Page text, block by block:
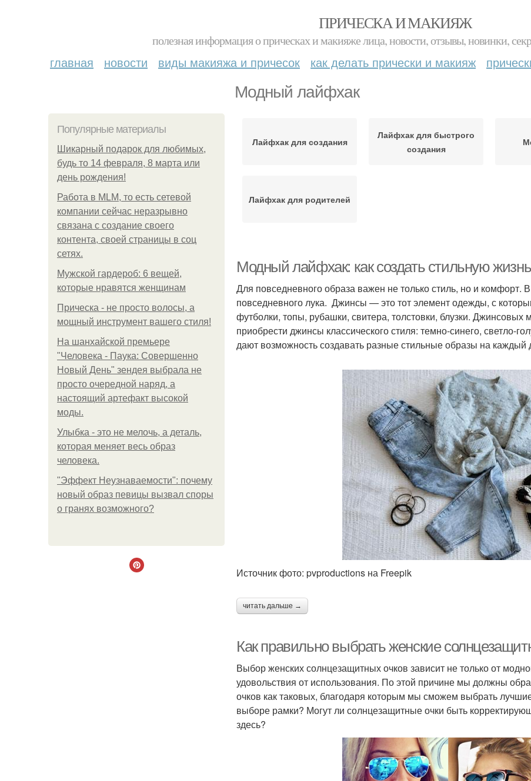
ПРИЧЕСКА И МАКИЯЖ
полезная информация о прическах и макияже лица, новости, отзывы, новинки,
главная новости виды макияжа и причесок как делать прически и макияж
Модный лайфхак
Популярные материалы
Шикарный подарок для любимых,
будь то 14 февраля, 8 марта или
день рождения!
Работа в MLM, то есть сетевой
компании сейчас неразрывно
связана с создание своего
контента, своей страницы в соц
сетях.
Мужской гардероб: 6 вещей,
которые нравятся женщинам
Прическа - не просто волосы, а
мощный инструмент вашего стиля!
На шанхайской премьере
"Человека - Паука: Совершенно
Новый День" зендея выбрала не
просто очередной наряд, а
настоящий артефакт высокой
моды.
Улыбка - это не мелочь, а деталь,
которая меняет весь образ
человека.
"Эффект Неузнаваемости": почему
новый образ певицы вызвал споры
о гранях возможного?
Лайфхак для создания
Лайфхак для быстрого
создания
Лайфхак для родителей
Модный лайфхак: как создать стильную
Для повседневного образа важен не только стиль, но и
повседневного лука. Джинсы — это тот элемент одежды, с
футболки, топы, рубашки, свитера, толстовки, блузки.
приобрести джинсы классического стиля: темно-синего, светло-
дают возможность создавать разные стильные образы на каждый
Источник фото: pvproductions на Freepik
читать дальше →
Как правильно выбрать женские
Выбор женских солнцезащитных очков зависит не только от
удовольствия от использования. По этой причине мы должны
очков как таковых, благодаря которым мы сможем выбрать
выборе рамки? Могут ли солнцезащитные очки быть
здесь?